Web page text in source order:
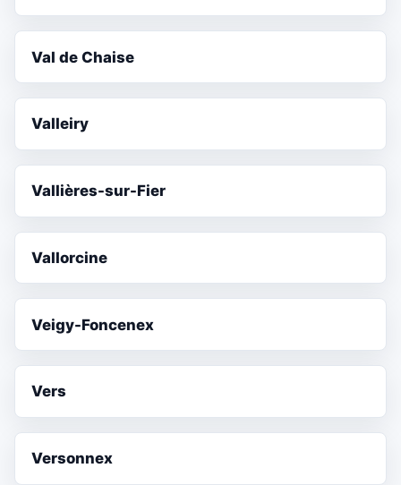
Val de Chaise
Valleiry
Vallières-sur-Fier
Vallorcine
Veigy-Foncenex
Vers
Versonnex